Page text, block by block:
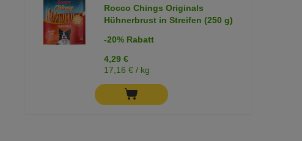
Rocco Chings Originals
Hühnerbrust in Streifen (250 g)
-20% Rabatt
4,29 €
17,16 € / kg